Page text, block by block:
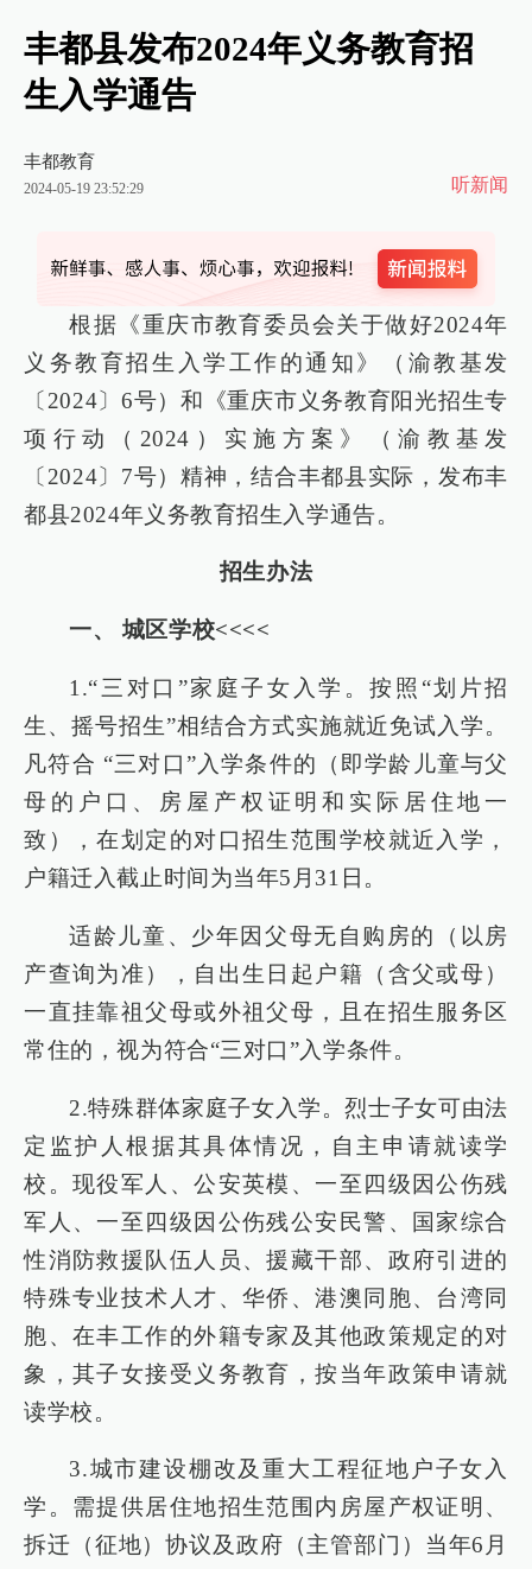
丰都县发布2024年义务教育招
生入学通告
丰都教育
2024-05-19 23:52:29 听新闻
根据《重庆市教育委员会关于做好2024年
义务教育招生入学工作的通知》（渝教基发
〔2024〕6号）和《重庆市义务教育阳光招生专
项行动（2024）实施方案》（渝教基发
〔2024〕7号）精神，结合丰都县实际，发布丰
都县2024年义务教育招生入学通告。
招生办法
一、 城区学校<<<<
1.“三对口”家庭子女入学。按照“划片招
生、摇号招生”相结合方式实施就近免试入学。
凡符合 “三对口”入学条件的（即学龄儿童与父
母的户口、房屋产权证明和实际居住地一
致），在划定的对口招生范围学校就近入学，
户籍迁入截止时间为当年5月31日。
适龄儿童、少年因父母无自购房的（以房
产查询为准），自出生日起户籍（含父或母）
一直挂靠祖父母或外祖父母，且在招生服务区
常住的，视为符合“三对口”入学条件。
2.特殊群体家庭子女入学。烈士子女可由法
定监护人根据其具体情况，自主申请就读学
校。现役军人、公安英模、一至四级因公伤残
军人、一至四级因公伤残公安民警、国家综合
性消防救援队伍人员、援藏干部、政府引进的
特殊专业技术人才、华侨、港澳同胞、台湾同
胞、在丰工作的外籍专家及其他政策规定的对
象，其子女接受义务教育，按当年政策申请就
读学校。
3.城市建设棚改及重大工程征地户子女入
学。需提供居住地招生范围内房屋产权证明、
拆迁（征地）协议及政府（主管部门）当年6月